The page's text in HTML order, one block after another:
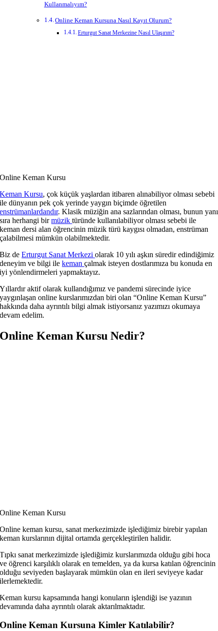
Kullanmalıyım?
Online Keman Kursuna Nasıl Kayıt Olurum?
Erturgut Sanat Merkezine Nasıl Ulaşırım?
Online Keman Kursu
Keman Kursu, çok küçük yaşlardan itibaren alınabiliyor olması sebebi
ile dünyanın pek çok yerinde yaygın biçimde öğretilen
enstrümanlardandır. Klasik müziğin ana sazlarından olması, bunun yanı
sıra herhangi birmüziktüründe kullanılabiliyor olması sebebi ile
keman dersi alan öğrencinin müzik türü kaygısı olmadan, enstrüman
çalabilmesi mümkün olabilmektedir.
Biz deErturgut Sanat Merkeziolarak 10 yılı aşkın süredir edindiğimiz
deneyim ve bilgi ilekemançalmak isteyen dostlarımıza bu konuda en
iyi yönlendirmeleri yapmaktayız.
Yıllardır aktif olarak kullandığımız ve pandemi sürecinde iyice
yaygınlaşan online kurslarımızdan biri olan “Online Keman Kursu”
hakkında daha ayrıntılı bilgi almak istiyorsanız yazımızı okumaya
devam edelim.
Online Keman Kursu Nedir?
Online Keman Kursu
Online keman kursu, sanat merkezimizde işlediğimiz birebir yapılan
keman kurslarının dijital ortamda gerçekleştirilen halidir.
Tıpkı sanat merkezimizde işlediğimiz kurslarımızda olduğu gibi hoca
ve öğrenci karşılıklı olarak en temelden, ya da kursa katılan öğrencinin
olduğu seviyeden başlayarak mümkün olan en ileri seviyeye kadar
ilerlemektedir.
Keman kursu kapsamında hangi konuların işlendiği ise yazının
devamında daha ayrıntılı olarak aktarılmaktadır.
Online Keman Kursuna Kimler Katılabilir?